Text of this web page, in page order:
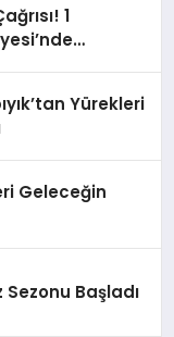
1
Yürekleri
Geleceğin
Sezonu Başladı